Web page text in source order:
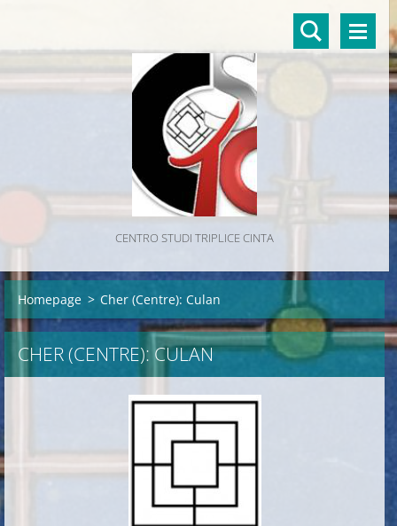
CENTRO STUDI TRIPLICE CINTA
Homepage > Cher (Centre): Culan
CHER (CENTRE): CULAN